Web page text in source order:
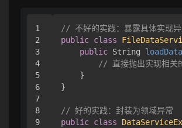
1
2
3
4
5
6
7
8
9
// 不好的实践：暴露具体实现异
public class
public String loadData
// 直接抛出实现相关
    }
}
// 好的实践：封装为领域异常
public class